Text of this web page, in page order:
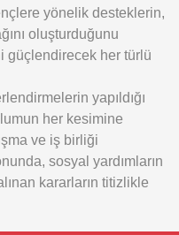
yönelik desteklerin,
oluşturduğunu
güçlendirecek her türlü
yapıldığı
her kesimine
ve iş birliği
sosyal yardımların
kararların titizlikle